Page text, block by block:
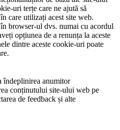
uri terțe care ne ajută să
care utilizați acest site web.
browser-ul dvs. numai cu acordul
opțiunea de a renunța la aceste
dintre aceste cookie-uri poate
îndeplinirea anumitor
conținutului site-ului web pe
de feedback și alte